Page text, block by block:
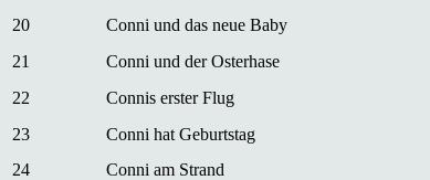
20
Conni und das neue Baby
21
Conni und der Osterhase
22
Connis erster Flug
23
Conni hat Geburtstag
24
Conni am Strand